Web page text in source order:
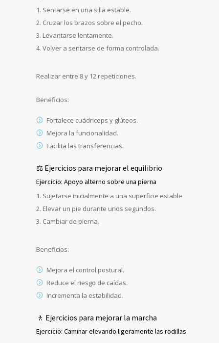
Sentarse en una silla estable.
Cruzar los brazos sobre el pecho.
Levantarse lentamente.
Volver a sentarse de forma controlada.
Realizar entre 8 y 12 repeticiones.
Beneficios:
Fortalece cuádriceps y glúteos.
Mejora la funcionalidad.
Facilita las transferencias.
⚖️ Ejercicios para mejorar el equilibrio
Ejercicio: Apoyo alterno sobre una pierna
Sujetarse inicialmente a una superficie estable.
Elevar un pie durante unos segundos.
Cambiar de pierna.
Beneficios:
Mejora el control postural.
Reduce el riesgo de caídas.
Incrementa la estabilidad.
🚶 Ejercicios para mejorar la marcha
Ejercicio: Caminar elevando ligeramente las rodillas